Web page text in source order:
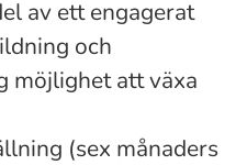
av ett engagerat
och
möjlighet att växa
(sex månaders